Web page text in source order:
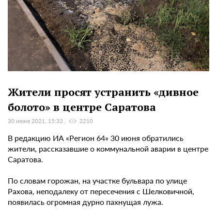
Жители просят устранить «дивное
болото» в центре Саратова
30 июня 2021, 15:32 2210
В редакцию ИА «Регион 64» 30 июня обратились
жители, рассказавшие о коммунальной аварии в центре
Саратова.
По словам горожан, на участке бульвара по улице
Рахова, неподалеку от пересечения с Шелковичной,
появилась огромная дурно пахнущая лужа.